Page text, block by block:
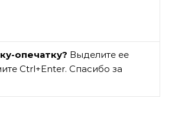
опечатку? Выделите ее
Ctrl+Enter. Спасибо за